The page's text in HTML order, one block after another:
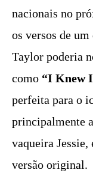
nacionais no
os versos de
Taylor poderia
como “I Knew
perfeita para o
principalmente
vaqueira Jessie,
versão original.